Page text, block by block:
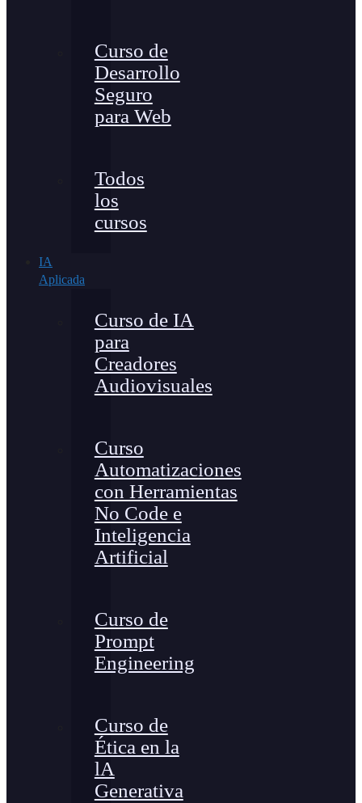
Curso de
Desarrollo
Seguro
para Web
Todos
los
cursos
IA
Aplicada
Curso de IA
para
Creadores
Audiovisuales
Curso
Automatizaciones
con Herramientas
No Code e
Inteligencia
Artificial
Curso de
Prompt
Engineering
Curso de
Ética en la
lA
Generativa